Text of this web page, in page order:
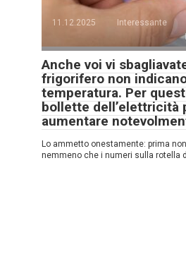
11.12.2025
Interessante
Anche voi vi
frigorifero non
temperatura. Per
bollette dell’elettricità
aumentare
Lo ammetto onestamente: prima
nemmeno che i numeri sulla rotella